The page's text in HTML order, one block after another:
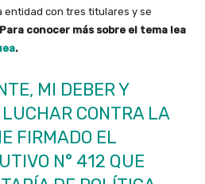
entidad con tres titulares y se
Para conocer más sobre el tema lea
.
MI DEBER Y
CONTRA LA
FIRMADO EL
N° 412 QUE